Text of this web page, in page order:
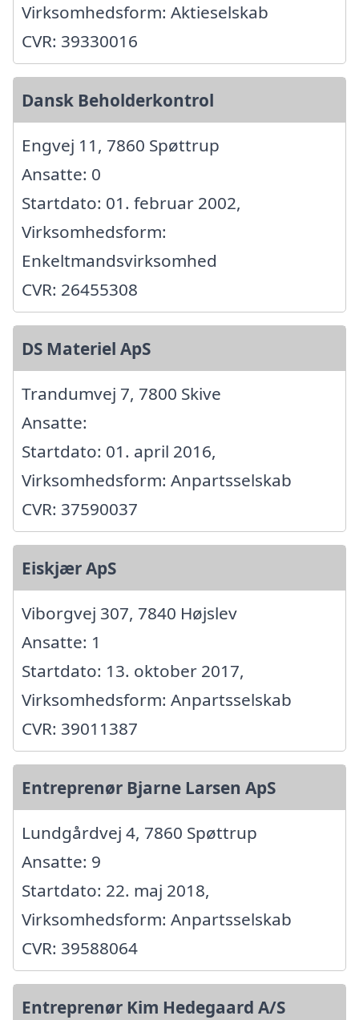
Virksomhedsform: Aktieselskab
CVR: 39330016
Dansk Beholderkontrol
Engvej 11, 7860 Spøttrup
Ansatte: 0
Startdato: 01. februar 2002,
Virksomhedsform:
Enkeltmandsvirksomhed
CVR: 26455308
DS Materiel ApS
Trandumvej 7, 7800 Skive
Ansatte:
Startdato: 01. april 2016,
Virksomhedsform: Anpartsselskab
CVR: 37590037
Eiskjær ApS
Viborgvej 307, 7840 Højslev
Ansatte: 1
Startdato: 13. oktober 2017,
Virksomhedsform: Anpartsselskab
CVR: 39011387
Entreprenør Bjarne Larsen ApS
Lundgårdvej 4, 7860 Spøttrup
Ansatte: 9
Startdato: 22. maj 2018,
Virksomhedsform: Anpartsselskab
CVR: 39588064
Entreprenør Kim Hedegaard A/S